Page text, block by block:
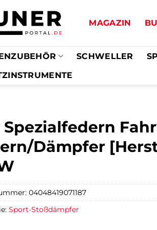
MAGAZIN
SCHWELLER
Spezialfedern
Dämpfer
04048419071187
Sport-Stoßdämpfer